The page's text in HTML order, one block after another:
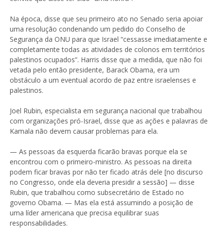
Na época, disse que seu primeiro ato no Senado seria apoiar
uma resolução condenando um pedido do Conselho de
Segurança da ONU para que Israel “cessasse imediatamente e
completamente todas as atividades de colonos em territórios
palestinos ocupados”. Harris disse que a medida, que não foi
vetada pelo então presidente, Barack Obama, era um
obstáculo a um eventual acordo de paz entre israelenses e
palestinos.
Joel Rubin, especialista em segurança nacional que trabalhou
com organizações pró-Israel, disse que as ações e palavras de
Kamala não devem causar problemas para ela.
— As pessoas da esquerda ficarão bravas porque ela se
encontrou com o primeiro-ministro. As pessoas na direita
podem ficar bravas por não ter ficado atrás dele [no discurso
no Congresso, onde ela deveria presidir a sessão] — disse
Rubin, que trabalhou como subsecretário de Estado no
governo Obama. — Mas ela está assumindo a posição de
uma líder americana que precisa equilibrar suas
responsabilidades.